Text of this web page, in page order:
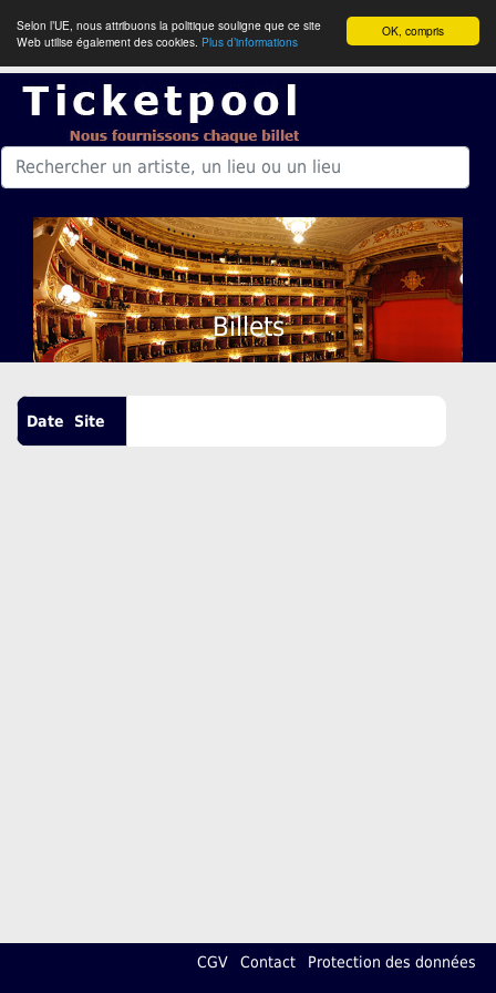
OK, compris
Selon l’UE, nous attribuons la politique souligne que ce site
Web utilise également des cookies. Plus d’informations
Billets
Date Site
CGV Contact Protection des données